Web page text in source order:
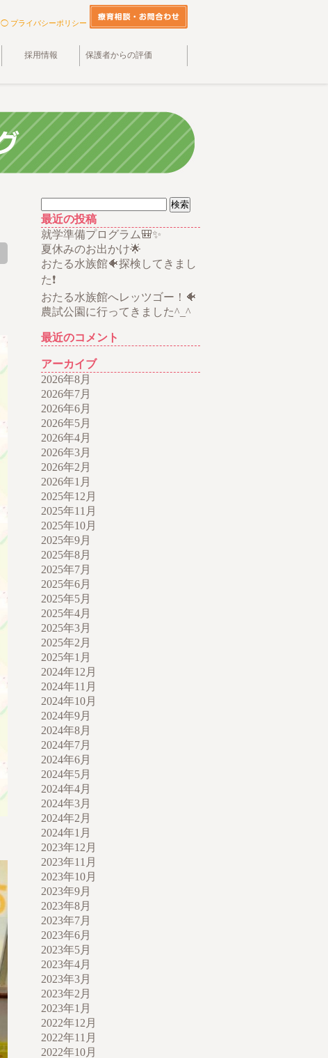
◯ プライバシーポリシー
採用情報 保護者からの評価
索:
最近の投稿
就学準備プログラム🎒✨
夏休みのお出かけ🌟
おたる水族館🐠探検してきまし
た❗
おたる水族館へレッツゴー！🐠
農試公園に行ってきました^_^
最近のコメント
アーカイブ
2026年8月
2026年7月
2026年6月
2026年5月
2026年4月
2026年3月
2026年2月
2026年1月
2025年12月
2025年11月
2025年10月
2025年9月
2025年8月
2025年7月
2025年6月
2025年5月
2025年4月
2025年3月
2025年2月
2025年1月
2024年12月
2024年11月
2024年10月
2024年9月
2024年8月
2024年7月
2024年6月
2024年5月
2024年4月
2024年3月
2024年2月
2024年1月
2023年12月
2023年11月
2023年10月
2023年9月
2023年8月
2023年7月
2023年6月
2023年5月
2023年4月
2023年3月
2023年2月
2023年1月
2022年12月
2022年11月
2022年10月